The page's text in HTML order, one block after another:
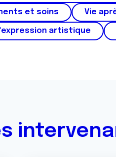
et soins Vie
artistique